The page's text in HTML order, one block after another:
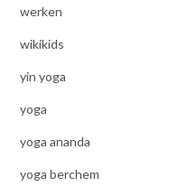
werken
wikikids
yin yoga
yoga
yoga ananda
yoga berchem